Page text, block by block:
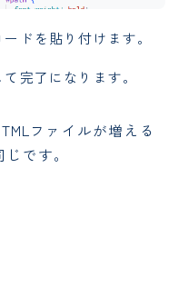
ドを貼り付けます。
完了になります。
ファイルが増える
です。